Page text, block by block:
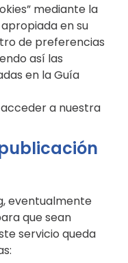
mediante la
en su
de preferencias
así las
en la Guía
a nuestra
eventualmente
que sean
servicio queda